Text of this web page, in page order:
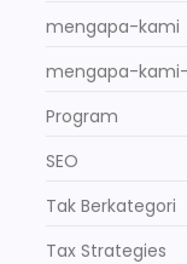
mengapa-kami
mengapa-
Program
SEO
Tak Berkategori
Tax Strategies